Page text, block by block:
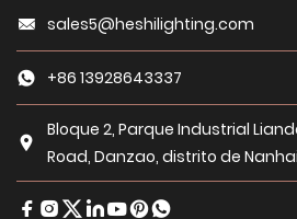
sales5@heshilighting.com
+86 13928643337
Bloque 2, Parque Industrial
Road, Danzao, distrito de